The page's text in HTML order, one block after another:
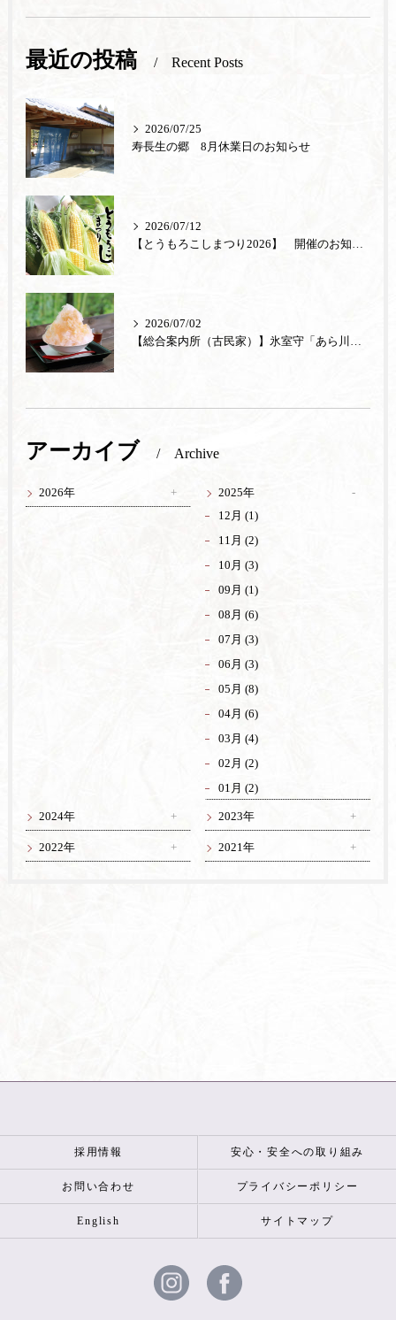
最近の投稿 Recent Posts
2026/07/25
寿長生の郷 8月休業日のお知らせ
2026/07/12
【とうもろこしまつり2026】 開催のお知らせ
2026/07/02
【総合案内所（古民家）】氷室守「あら川の桃」が登場
アーカイブ Archive
2026年
2025年
12月 (1)
11月 (2)
10月 (3)
09月 (1)
08月 (6)
07月 (3)
06月 (3)
05月 (8)
04月 (6)
03月 (4)
02月 (2)
01月 (2)
2024年 2023年
2022年 2021年
採用情報 安心・安全への取り組み
お問い合わせ プライバシーポリシー
English サイトマップ